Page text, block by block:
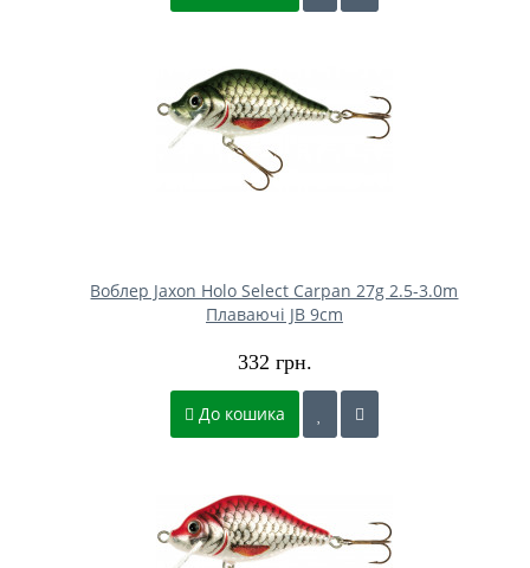
Воблер Jaxon Holo Select Carpan 27g 2.5-3.0m
Плаваючі JB 9cm
332 грн.
До кошика